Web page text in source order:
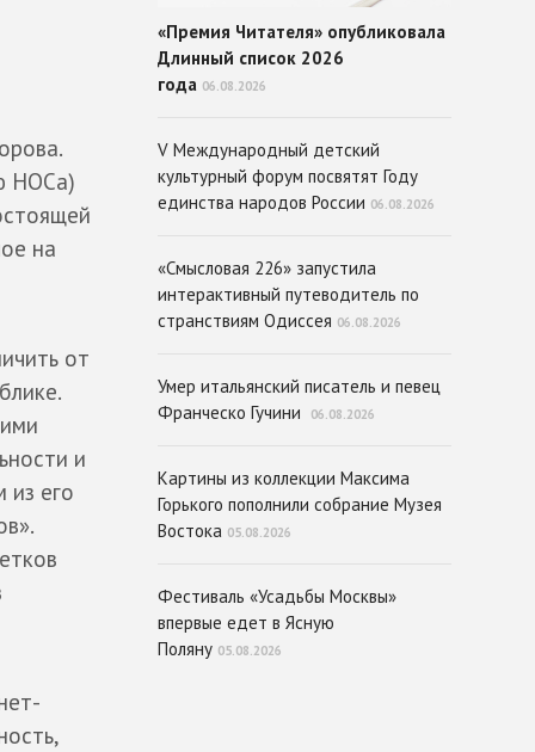
НОСа)
на
от
и
из его
«Премия Читателя» опубликовала
Длинный список 2026
года 06.08.2026
V Международный детский
культурный форум посвятят Году
единства народов России 06.08.2026
«Смысловая 226» запустила
интерактивный путеводитель по
странствиям Одиссея 06.08.2026
Умер итальянский писатель и певец
Франческо Гучини
06.08.2026
Картины из коллекции Максима
Горького пополнили собрание Музея
Востока 05.08.2026
Фестиваль «Усадьбы Москвы»
впервые едет в Ясную
Поляну 05.08.2026